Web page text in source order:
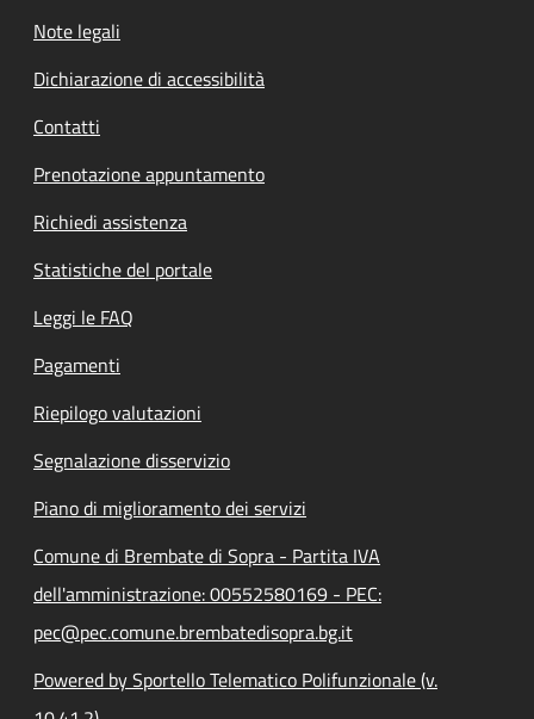
Note legali
Dichiarazione di accessibilità
Contatti
Prenotazione appuntamento
Richiedi assistenza
Statistiche del portale
Leggi le FAQ
Pagamenti
Riepilogo valutazioni
Segnalazione disservizio
Piano di miglioramento dei servizi
Comune di Brembate di Sopra - Partita IVA
dell'amministrazione: 00552580169 - PEC:
pec@pec.comune.brembatedisopra.bg.it
Powered by Sportello Telematico Polifunzionale (v.